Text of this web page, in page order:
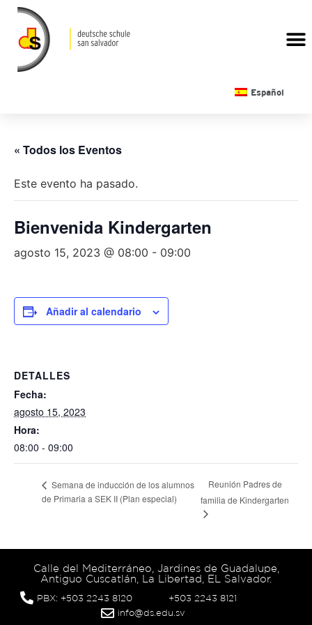
Español
« Todos los Eventos
Este evento ha pasado.
Bienvenida Kindergarten
agosto 15, 2023 @ 08:00 - 09:00
Añadir al calendario
DETALLES
Fecha:
agosto 15, 2023
Hora:
08:00 - 09:00
Semana de inducción de los alumnos
de Primaria a SEK II (Plan especial)
Reunión Padres de
familia de Kindergarten
Calle del Mediterráneo, Jardines de Guadalupe,
Antiguo Cuscatlán, La Libertad, EL Salvador.
PBX: +503 2243 8120
+503 2243 8121
info@ds.edu.sv